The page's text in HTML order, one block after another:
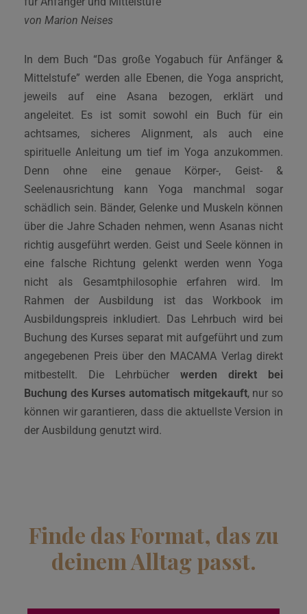
von Marion Neises
In dem Buch “Das große Yogabuch für Anfänger &
Mittelstufe” werden alle Ebenen, die Yoga anspricht,
jeweils auf eine Asana bezogen, erklärt und
angeleitet. Es ist somit sowohl ein Buch für ein
achtsames, sicheres Alignment, als auch eine
spirituelle Anleitung um tief im Yoga anzukommen.
Denn ohne eine genaue Körper-, Geist- &
Seelenausrichtung kann Yoga manchmal sogar
schädlich sein. Bänder, Gelenke und Muskeln können
über die Jahre Schaden nehmen, wenn Asanas nicht
richtig ausgeführt werden. Geist und Seele können in
eine falsche Richtung gelenkt werden wenn Yoga
nicht als Gesamtphilosophie erfahren wird. Im
Rahmen der Ausbildung ist das Workbook im
Ausbildungspreis inkludiert. Das Lehrbuch wird bei
Buchung des Kurses separat mit aufgeführt und zum
angegebenen Preis über den MACAMA Verlag direkt
mitbestellt. Die Lehrbücher werden direkt bei
Buchung des Kurses automatisch mitgekauft, nur so
können wir garantieren, dass die aktuellste Version in
der Ausbildung genutzt wird.
Finde das Format, das zu
deinem Alltag passt.